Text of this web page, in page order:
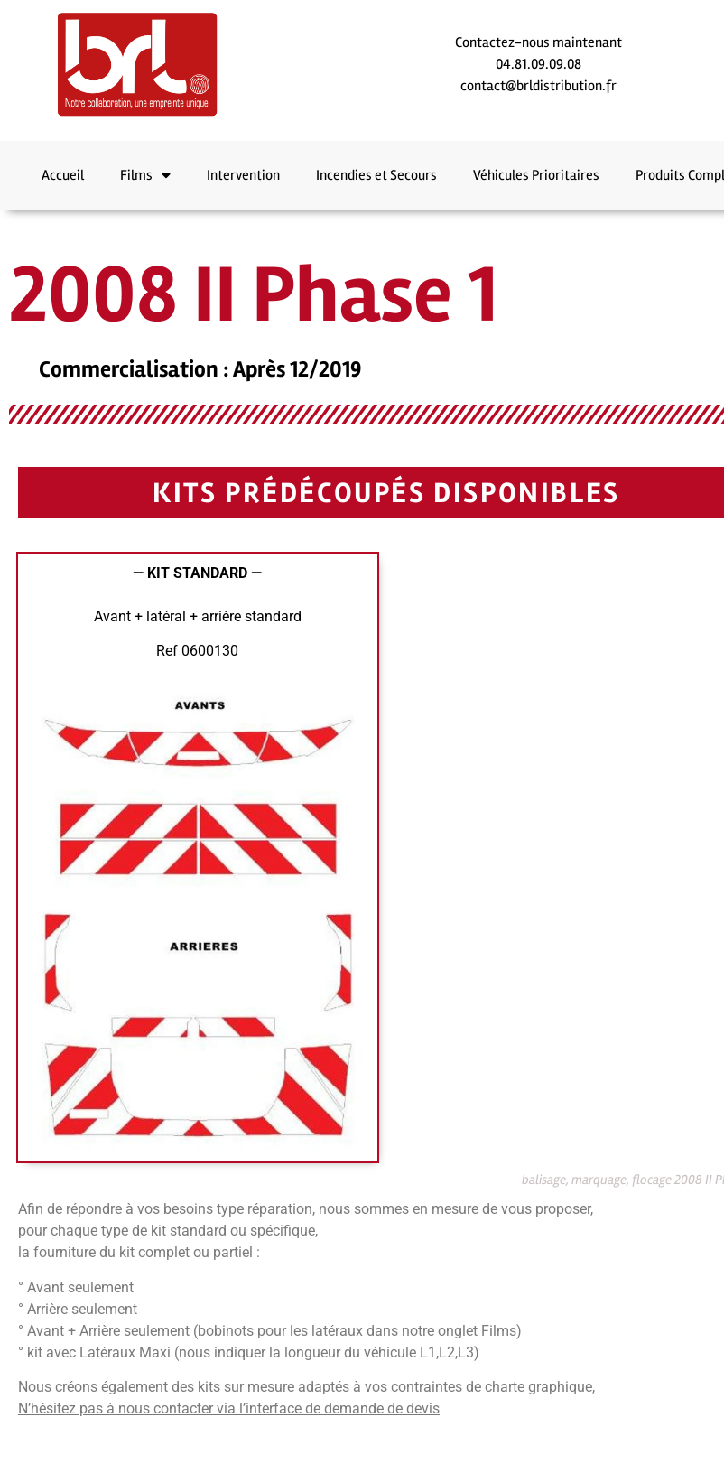
Contactez-nous maintenant
04.81.09.09.08
contact@brldistribution.fr
Accueil Films Intervention Incendies et Secours Véhicules Prioritaires Produits
2008 II Phase 1
Commercialisation : Après 12/2019
KITS PRÉDÉCOUPÉS DISPONIBLES
— KIT STANDARD —
Avant + latéral + arrière standard
Ref 0600130
balisage, marquage, flocage 2008 II
Afin de répondre à vos besoins type réparation, nous sommes en mesure de vous proposer,
pour chaque type de kit standard ou spécifique,
la fourniture du kit complet ou partiel :
° Avant seulement
° Arrière seulement
° Avant + Arrière seulement (bobinots pour les latéraux dans notre onglet Films)
° kit avec Latéraux Maxi (nous indiquer la longueur du véhicule L1,L2,L3)
Nous créons également des kits sur mesure adaptés à vos contraintes de charte graphique,
N’hésitez pas à nous contacter via l’interface de demande de devis